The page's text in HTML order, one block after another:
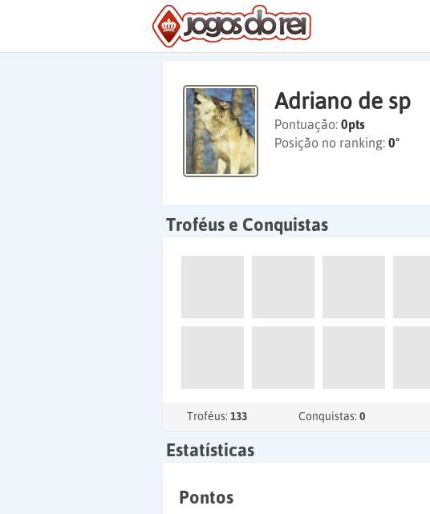
Adriano de sp
Pontuação: 0pts
Posição no ranking: 0º
Troféus e Conquistas
Troféus: 133 Conquistas: 0
Estatísticas
Pontos